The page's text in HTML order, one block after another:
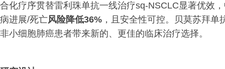
合化疗序贯替雷利珠单抗一线治疗sq-NSCLC显著优效
病进展/死亡风险降低36% ，且安全性可控。贝莫苏拜
非小细胞肺癌患者带来新的、更佳的临床治疗选择。